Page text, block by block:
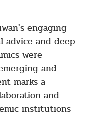
engaging
advice and deep
were
and
marks a
and
institutions